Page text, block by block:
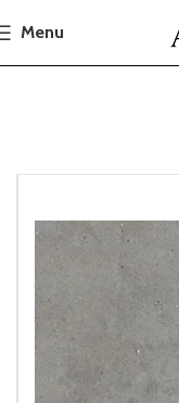
Menu